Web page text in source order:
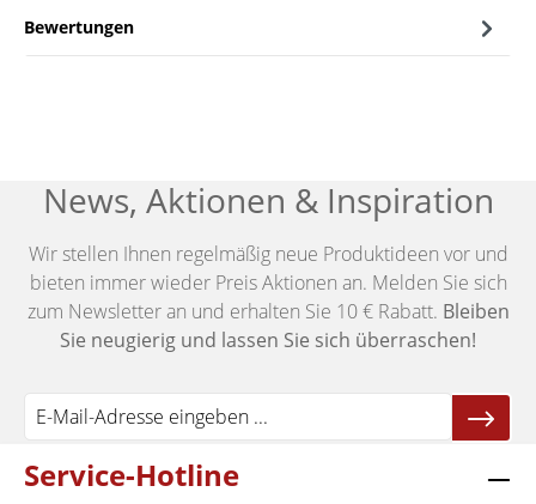
Bewertungen
News, Aktionen & Inspiration
Wir stellen Ihnen regelmäßig neue Produktideen vor und
bieten immer wieder Preis Aktionen an. Melden Sie sich
zum Newsletter an und erhalten Sie 10 € Rabatt. Bleiben
Sie neugierig und lassen Sie sich überraschen!
Service-Hotline